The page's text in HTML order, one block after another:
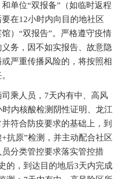
单位“双报备”（如临时返程
在12小时内向目的地社区
）“双报告”。严格遵守疫情
务，因不如实报告、故意隐
严重传播风险的，将按照相
乘人员，7天内有中、高风
内核酸检测阴性证明、龙江
符合防疫要求的基础上，到
抗原”检测，并主动配合社区
员分类管控要求落实管控措
的，到达目的地后3天内完成